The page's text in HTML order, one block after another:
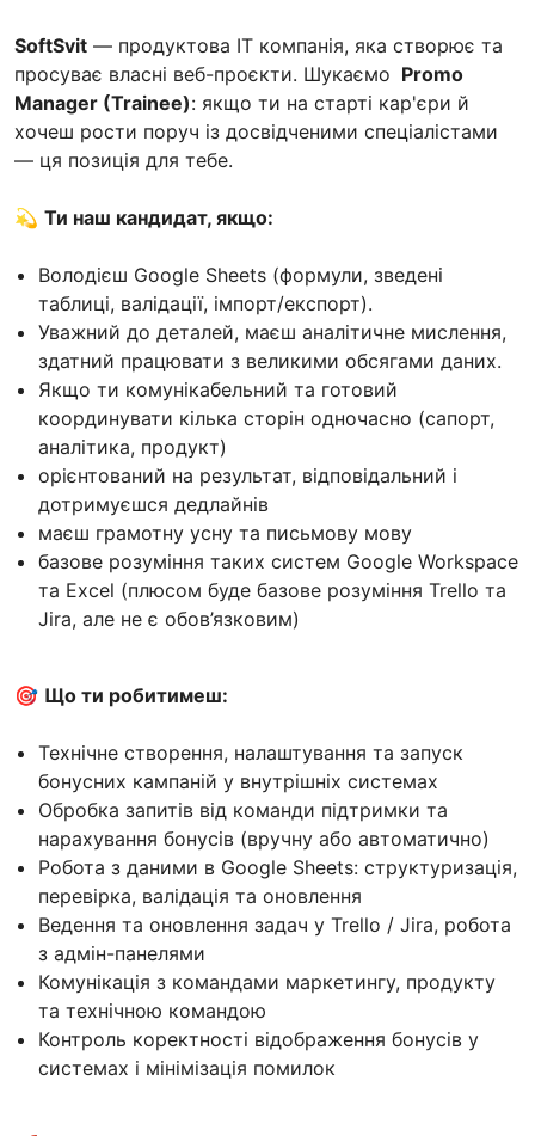
SoftSvit — продуктова IT компанія, яка створює та
просуває власні веб-проєкти. Шукаємо Promo
Manager (Trainee): якщо ти на старті кар'єри й
хочеш рости поруч із досвідченими спеціалістами
— ця позиція для тебе.
💫 Ти наш кандидат, якщо:
Володієш Google Sheets (формули, зведені
таблиці, валідації, імпорт/експорт).
Уважний до деталей, маєш аналітичне мислення,
здатний працювати з великими обсягами даних.
Якщо ти комунікабельний та готовий
координувати кілька сторін одночасно (сапорт,
аналітика, продукт)
орієнтований на результат, відповідальний і
дотримуєшся дедлайнів
маєш грамотну усну та письмову мову
базове розуміння таких систем Google Workspace
та Excel (плюсом буде базове розуміння Trello та
Jira, але не є обов’язковим)
🎯 Що ти робитимеш:
Технічне створення, налаштування та запуск
бонусних кампаній у внутрішніх системах
Обробка запитів від команди підтримки та
нарахування бонусів (вручну або автоматично)
Робота з даними в Google Sheets: структуризація,
перевірка, валідація та оновлення
Ведення та оновлення задач у Trello / Jira, робота
з адмін-панелями
Комунікація з командами маркетингу, продукту
та технічною командою
Контроль коректності відображення бонусів у
системах і мінімізація помилок